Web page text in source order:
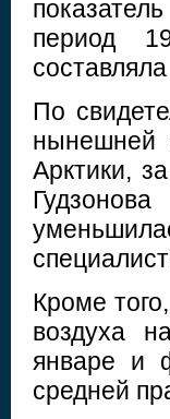
период
По
нынешней
Арктики,
Кроме
воздуха
январе и
средней